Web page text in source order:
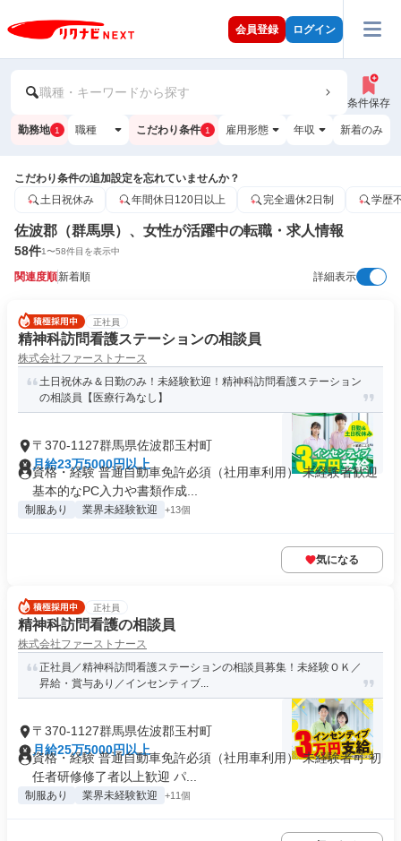
会員登録 ログイン
職種・キーワードから探す
条件保存
勤務地 1 職種 こだわり条件 1 雇用形態 年収 新着のみ
こだわり条件の追加設定を忘れていませんか？
土日祝休み
年間休日120日以上 完全週休2日制 学歴
佐波郡（群馬県）、女性が活躍中の転職・求人情報
58件1〜58件目を表示中
関連度順新着順 詳細表示
正社員
精神科訪問看護ステーションの相談員
株式会社ファーストナース
土日祝休み＆日勤のみ！未経験歓迎！精神科訪問看護ステーション
の相談員【医療行為なし】
〒370-1127群馬県佐波郡玉村町
月給23万5000円以上
資格・経験 普通自動車免許必須（社用車利用） 未経験者歓迎
基本的なPC入力や書類作成...
制服あり 業界未経験歓迎 +13個
気になる
正社員
精神科訪問看護の相談員
株式会社ファーストナース
正社員／精神科訪問看護ステーションの相談員募集！未経験ＯＫ／
昇給・賞与あり／インセンティブ...
〒370-1127群馬県佐波郡玉村町
月給25万5000円以上
資格・経験 普通自動車免許必須（社用車利用） 未経験者可 初
任者研修修了者以上歓迎 パ...
制服あり 業界未経験歓迎 +11個